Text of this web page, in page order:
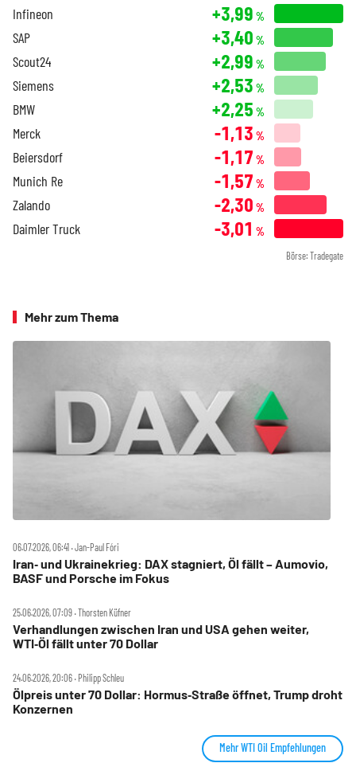
Infineon +3,99 %
SAP +3,40 %
Scout24 +2,99 %
Siemens +2,53 %
BMW +2,25 %
Merck -1,13 %
Beiersdorf -1,17 %
Munich Re -1,57 %
Zalando -2,30 %
Daimler Truck -3,01 %
Börse: Tradegate
Mehr zum Thema
06.07.2026, 06:41 ‧ Jan-Paul Fóri
Iran‑ und Ukrainekrieg: DAX stagniert, Öl fällt – Aumovio,
BASF und Porsche im Fokus
25.06.2026, 07:09 ‧ Thorsten Küfner
Verhandlungen zwischen Iran und USA gehen weiter,
WTI‑Öl fällt unter 70 Dollar
24.06.2026, 20:06 ‧ Philipp Schleu
Ölpreis unter 70 Dollar: Hormus‑Straße öffnet, Trump droht
Konzernen
Mehr WTI Oil Empfehlungen